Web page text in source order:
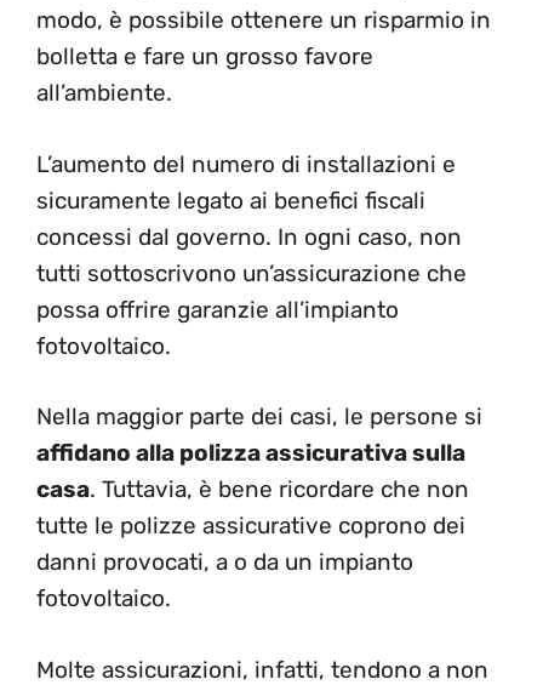
modo, è possibile ottenere un risparmio in
bolletta e fare un grosso favore
all’ambiente.
L’aumento del numero di installazioni e
sicuramente legato ai benefici fiscali
concessi dal governo. In ogni caso, non
tutti sottoscrivono un’assicurazione che
possa offrire garanzie all’impianto
fotovoltaico.
Nella maggior parte dei casi, le persone si
affidano alla polizza assicurativa sulla
casa. Tuttavia, è bene ricordare che non
tutte le polizze assicurative coprono dei
danni provocati, a o da un impianto
fotovoltaico.
Molte assicurazioni, infatti, tendono a non